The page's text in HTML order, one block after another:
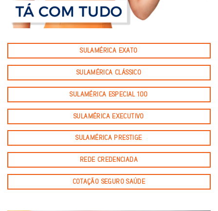
SULAMÉRICA EXATO
SULAMÉRICA CLÁSSICO
SULAMÉRICA ESPECIAL 100
SULAMÉRICA EXECUTIVO
SULAMÉRICA PRESTIGE
REDE CREDENCIADA
COTAÇÃO SEGURO SAÚDE